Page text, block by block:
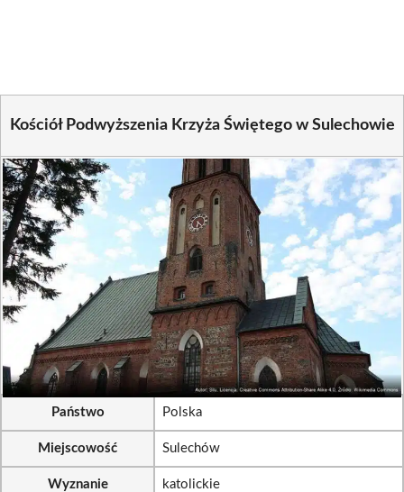
Kościół Podwyższenia Krzyża Świętego w Sulechowie
Państwo Polska
Miejscowość Sulechów
Wyznanie katolickie